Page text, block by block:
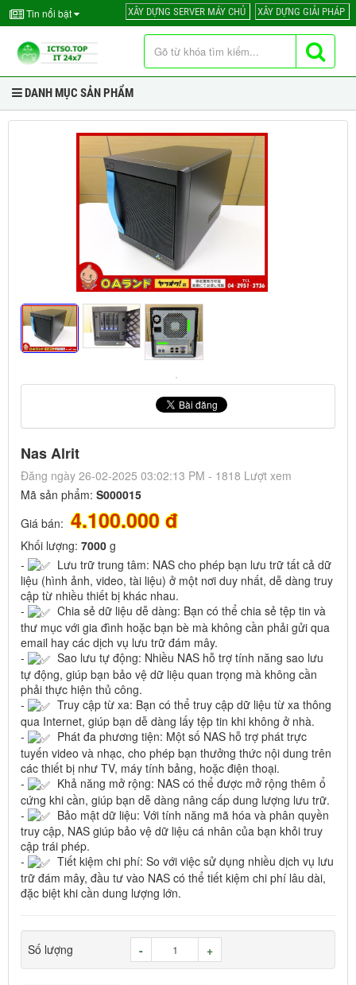
Tin nổi bật XÂY DỰNG SERVER MÁY CHỦ XÂY DỰNG GIẢI PHÁP
DANH MỤC SẢN PHẨM
Nas Alrit
Đăng ngày 26-02-2025 03:02:13 PM - 1818 Lượt xem
Mã sản phẩm: S000015
Giá bán: 4.100.000 đ
Khối lượng: 7000 g
-
Lưu trữ trung tâm: NAS cho phép bạn lưu trữ tất cả dữ
liệu (hình ảnh, video, tài liệu) ở một nơi duy nhất, dễ dàng truy
cập từ nhiều thiết bị khác nhau.
-
Chia sẻ dữ liệu dễ dàng: Bạn có thể chia sẻ tệp tin và
thư mục với gia đình hoặc bạn bè mà không cần phải gửi qua
email hay các dịch vụ lưu trữ đám mây.
-
Sao lưu tự động: Nhiều NAS hỗ trợ tính năng sao lưu
tự động, giúp bạn bảo vệ dữ liệu quan trọng mà không cần
phải thực hiện thủ công.
-
Truy cập từ xa: Bạn có thể truy cập dữ liệu từ xa thông
qua Internet, giúp bạn dễ dàng lấy tệp tin khi không ở nhà.
-
Phát đa phương tiện: Một số NAS hỗ trợ phát trực
tuyến video và nhạc, cho phép bạn thưởng thức nội dung trên
các thiết bị như TV, máy tính bảng, hoặc điện thoại.
-
Khả năng mở rộng: NAS có thể được mở rộng thêm ổ
cứng khi cần, giúp bạn dễ dàng nâng cấp dung lượng lưu trữ.
-
Bảo mật dữ liệu: Với tính năng mã hóa và phân quyền
truy cập, NAS giúp bảo vệ dữ liệu cá nhân của bạn khỏi truy
cập trái phép.
-
Tiết kiệm chi phí: So với việc sử dụng nhiều dịch vụ lưu
trữ đám mây, đầu tư vào NAS có thể tiết kiệm chi phí lâu dài,
đặc biệt khi cần dung lượng lớn.
Số lượng - +